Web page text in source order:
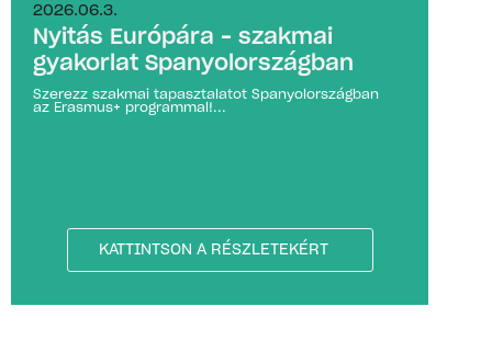
2026.06.3.
Nyitás Európára – szakmai
gyakorlat Spanyolországban
Szerezz szakmai tapasztalatot Spanyolországban
az Erasmus+ programmal!...
KATTINTSON A RÉSZLETEKÉRT